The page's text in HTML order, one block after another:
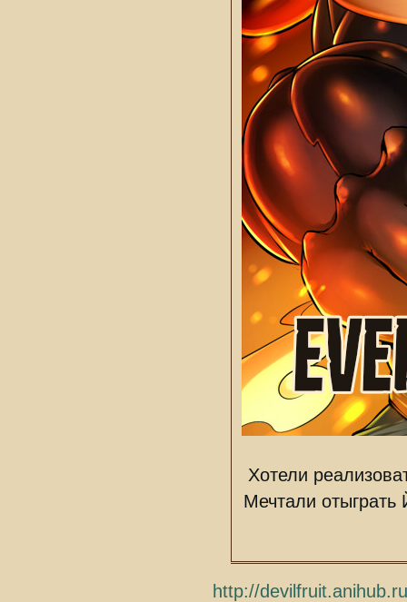
Хотели
Мечтали
http://